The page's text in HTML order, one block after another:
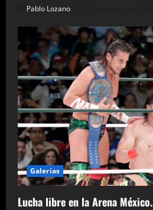
Pablo Lozano
Galerias
Lucha libre en la Arena México.